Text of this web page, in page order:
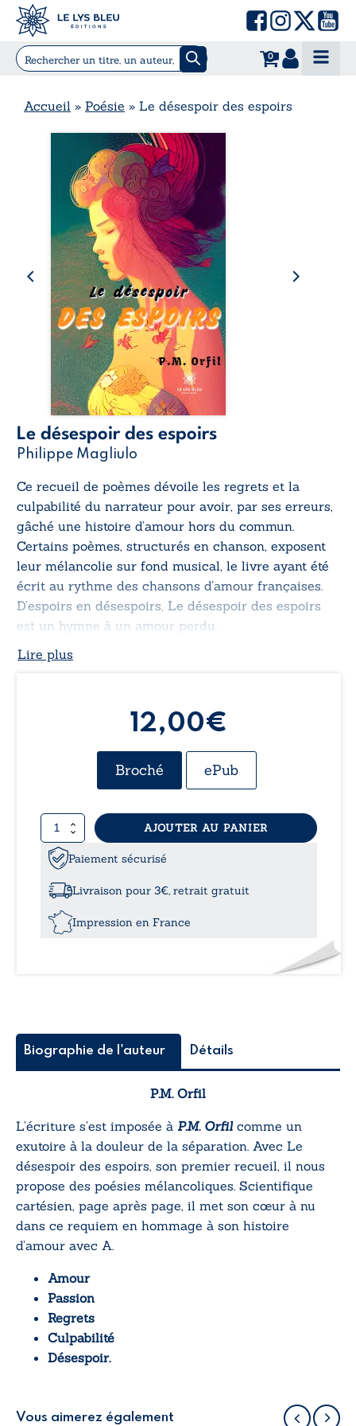
0
Accueil » Poésie » Le désespoir des espoirs
Le désespoir des espoirs
Philippe Magliulo
Ce recueil de poèmes dévoile les regrets et la
culpabilité du narrateur pour avoir, par ses erreurs,
gâché une histoire d’amour hors du commun.
Certains poèmes, structurés en chanson, exposent
leur mélancolie sur fond musical, le livre ayant été
écrit au rythme des chansons d’amour françaises.
D’espoirs en désespoirs, Le désespoir des espoirs
est un hymne à un amour perdu.
Lire plus
12,00€
Broché ePub
quantité
de
Le
désespoir
des
AJOUTER AU PANIER
Paiement sécurisé
Livraison pour 3€, retrait gratuit
Impression en France
Biographie de l'auteur Détails
P.M. Orfil
L’écriture s’est imposée à P.M. Orfilcomme un
exutoire à la douleur de la séparation. Avec Le
désespoir des espoirs, son premier recueil, il nous
propose des poésies mélancoliques. Scientifique
cartésien, page après page, il met son cœur à nu
dans ce requiem en hommage à son histoire
d’amour avec A.
Amour
Passion
Regrets
Culpabilité
Désespoir.
Vous aimerez également